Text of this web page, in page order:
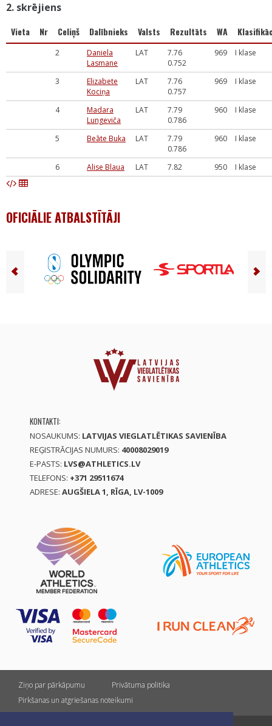
2. skrējiens
Vieta Nr Celiņš Dalībnieks Valsts Rezultāts WA
2
Daniela
Lasmane
LAT
7.76
0.752
969 I klase
3
Elizabete
Kociņa
LAT
7.76
0.757
969 I klase
4
Madara
Lungeviča
LAT
7.79
0.786
960 I klase
5 Beāte Buka LAT
7.79
0.786
960 I klase
6 Alise Blaua LAT 7.82 950 I klase
OFICIĀLIE ATBALSTĪTĀJI
KONTAKTI:
NOSAUKUMS: LATVIJAS VIEGLATLĒTIKAS SAVIENĪBA
REĢISTRĀCIJAS NUMURS: 40008029019
E-PASTS: LVS@ATHLETICS.LV
TELEFONS: +371 29511674
ADRESE: AUGŠIELA 1, RĪGA, LV-1009
Ziņo par pārkāpumu
Privātuma politika
Pirkšanas un atgriešanas noteikumi